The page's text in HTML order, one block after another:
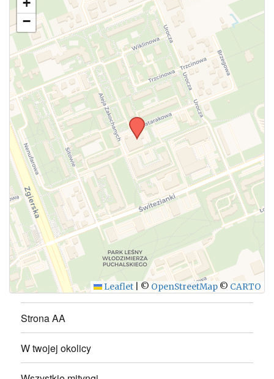
zmianach w powyższym mityngu.
WYŚLIJ
−
Leaflet © OpenStreetMap © CARTO
Strona AA
W twojej okolicy